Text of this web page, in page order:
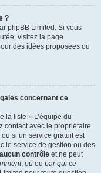
?
phpBB Limited. Si vous
visitez la page
des idées proposées ou
concernant ce
la liste « L’équipe du
contact avec le propriétaire
ou si un service gratuit est
le service de gestion ou des
contrôle et ne peut
, où ou par qui ce